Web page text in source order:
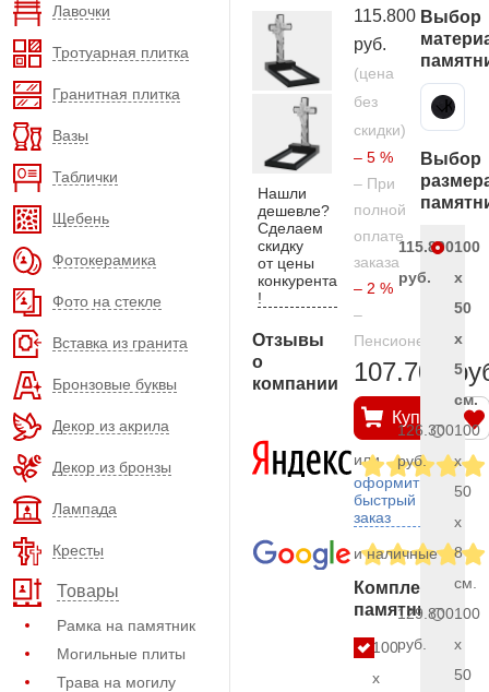
Лавочки
Тротуарная плитка
Гранитная плитка
Вазы
Таблички
Щебень
Фотокерамика
Фото на стекле
Вставка из гранита
Бронзовые буквы
Декор из акрила
Декор из бронзы
Лампада
Кресты
Товары
Рамка на памятник
Могильные плиты
Трава на могилу
Нашли
дешевле?
Сделаем
скидку
от цены
конкурента
!
Отзывы
о
компании
115.800
руб.
(цена
без
скидки)
– 5 %
– При
полной
оплате
заказа
– 2 %
–
Пенсионерам
107.700
Купить
или
оформить
быстрый
заказ
и наличные
Комплект
памятника
100
x
Выбор
Карельский гранит
Выбор
115.800
руб.
100
x
50
x
5
см.
126.300
руб.
100
x
50
x
8
см.
129.800
руб.
100
x
50